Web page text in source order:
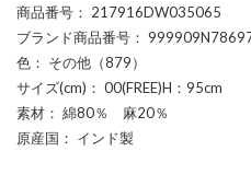
商品番号 ： 217916DW035065
ブランド商品番号 ：
色 ： その他（879）
サイズ(cm) ： 00(FREE)H：95cm
素材 ： 綿80％ 麻20％
原産国 ： インド製